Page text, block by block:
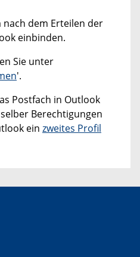
nach dem Erteilen der
einbinden.
Sie unter
'.
Postfach in Outlook
Berechtigungen
ein zweites Profil